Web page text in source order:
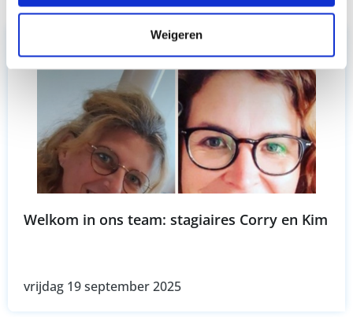
Weigeren
Welkom in ons team: stagiaires Corry en Kim
vrijdag 19 september 2025